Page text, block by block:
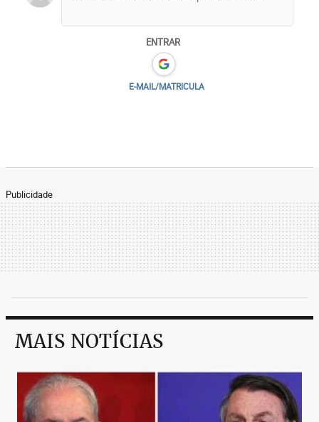
ENTRAR
E-MAIL/MATRICULA
Publicidade
MAIS NOTÍCIAS